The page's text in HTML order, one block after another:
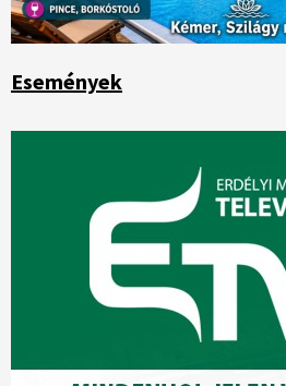
Események